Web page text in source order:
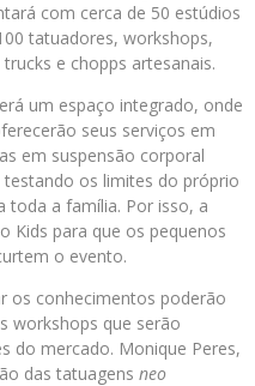
com cerca de 50 estúdios
tatuadores, workshops,
e chopps artesanais.
um espaço integrado, onde
seus serviços em
em suspensão corporal
os limites do próprio
toda a família. Por isso, a
Kids para que os pequenos
o evento.
os conhecimentos poderão
workshops que serão
do mercado. Monique Peres,
das tatuagens neo